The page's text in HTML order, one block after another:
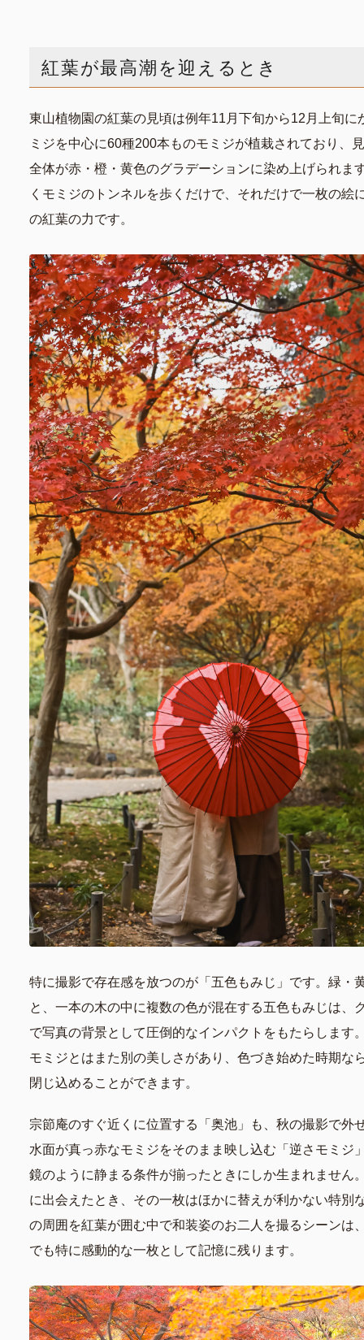
紅葉が最高潮を迎えるとき
東山植物園の紅葉の見頃は例年11月下旬から12月上旬に
ミジを中心に60種200本ものモミジが植栽されており、
全体が赤・橙・黄色のグラデーションに染め上げられま
くモミジのトンネルを歩くだけで、それだけで一枚の絵
の紅葉の力です。
特に撮影で存在感を放つのが「五色もみじ」です。緑・
と、一本の木の中に複数の色が混在する五色もみじは、
で写真の背景として圧倒的なインパクトをもたらします
モミジとはまた別の美しさがあり、色づき始めた時期な
閉じ込めることができます。
宗節庵のすぐ近くに位置する「奥池」も、秋の撮影で外
水面が真っ赤なモミジをそのまま映し込む「逆さモミジ
鏡のように静まる条件が揃ったときにしか生まれません
に出会えたとき、その一枚はほかに替えが利かない特別
の周囲を紅葉が囲む中で和装姿のお二人を撮るシーンは
でも特に感動的な一枚として記憶に残ります。